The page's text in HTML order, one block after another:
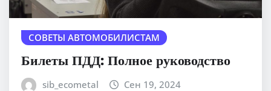
СОВЕТЫ АВТОМОБИЛИСТАМ
Билеты ПДД: Полное руководство
sib_ecometal Сен 19, 2024